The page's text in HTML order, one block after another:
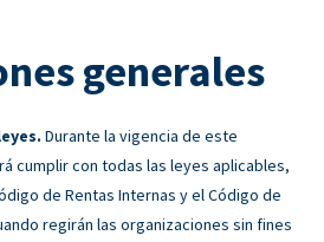
generales
Durante la vigencia de este
cumplir con todas las leyes aplicables,
de Rentas Internas y el Código de
regirán las organizaciones sin fines